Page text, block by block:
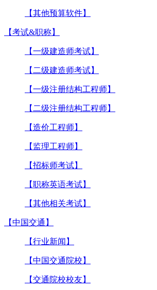
【其他预算软件】
【考试&职称】
【一级建造师考试】
【二级建造师考试】
【一级注册结构工程师】
【二级注册结构工程师】
【造价工程师】
【监理工程师】
【招标师考试】
【职称英语考试】
【其他相关考试】
【中国交通】
【行业新闻】
【中国交通院校】
【交通院校校友】